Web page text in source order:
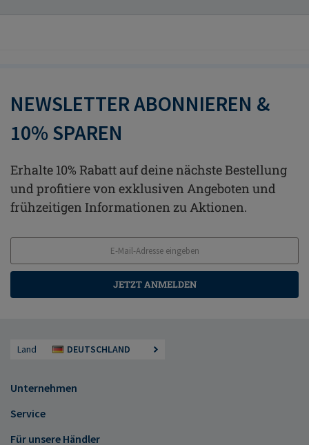
NEWSLETTER ABONNIEREN &
10% SPAREN
Erhalte 10% Rabatt auf deine nächste Bestellung
und profitiere von exklusiven Angeboten und
frühzeitigen Informationen zu Aktionen.
JETZT ANMELDEN
Land DEUTSCHLAND
Unternehmen
Service
Für unsere Händler